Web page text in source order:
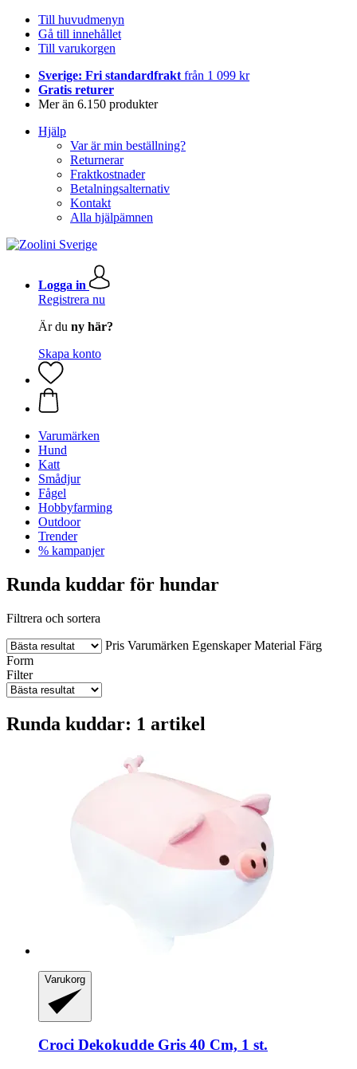
Till huvudmenyn
Gå till innehållet
Till varukorgen
Sverige: Fri standardfrakt från 1 099 kr
Gratis returer
Mer än 6.150 produkter
Hjälp
Var är min beställning?
Returnerar
Fraktkostnader
Betalningsalternativ
Kontakt
Alla hjälpämnen
Logga in
Registrera nu
Är du ny här?
Skapa konto
Varumärken
Hund
Katt
Smådjur
Fågel
Hobbyfarming
Outdoor
Trender
% kampanjer
Runda kuddar för hundar
Filtrera och sortera
Pris Varumärken Egenskaper Material Färg
Form
Filter
Runda kuddar: 1 artikel
Varukorg
Croci Dekokudde Gris 40 Cm, 1 st.